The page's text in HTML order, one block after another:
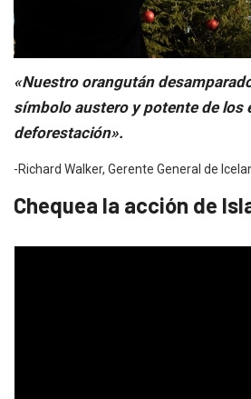
«Nuestro orangután
símbolo austero y potente de los
deforestación».
-Richard Walker, Gerente General de
Chequea la acción de